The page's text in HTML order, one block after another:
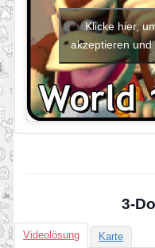
Klicke hier,
akzeptieren
3-
Videolösung Karte